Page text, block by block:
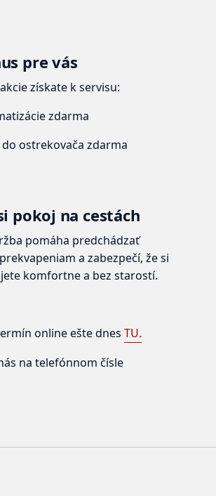
pre vás
získate k servisu:
zdarma
ostrekovača zdarma
pokoj na cestách
pomáha predchádzať
a zabezpečí, že si
komfortne a bez starostí.
online ešte dnes TU.
na telefónnom čísle